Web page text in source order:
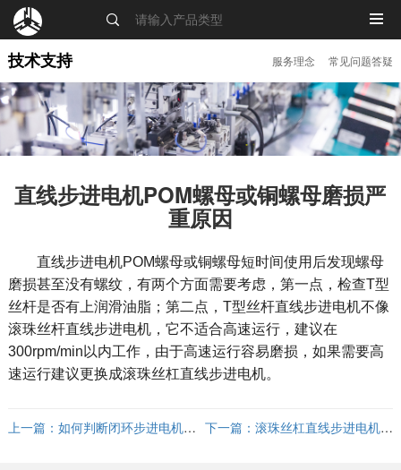
MENU
技术支持 服务理念 常见问题答疑
直线步进电机POM螺母或铜螺母磨损严
重原因
直线步进电机POM螺母或铜螺母短时间使用后发现螺母
磨损甚至没有螺纹，有两个方面需要考虑，第一点，检查T型
丝杆是否有上润滑油脂；第二点，T型丝杆直线步进电机不像
滚珠丝杆直线步进电机，它不适合高速运行，建议在
300rpm/min以内工作，由于高速运行容易磨损，如果需要高
速运行建议更换成滚珠丝杠直线步进电机。
上一篇： 如何判断闭环步进电机编 下一篇：滚珠丝杠直线步进电机优